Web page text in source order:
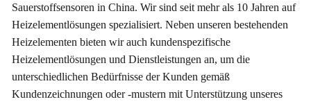
Sauerstoffsensoren in China. Wir sind seit mehr als 10 Jahren auf
Heizelementlösungen spezialisiert. Neben unseren bestehenden
Heizelementen bieten wir auch kundenspezifische
Heizelementlösungen und Dienstleistungen an, um die
unterschiedlichen Bedürfnisse der Kunden gemäß
Kundenzeichnungen oder -mustern mit Unterstützung unseres